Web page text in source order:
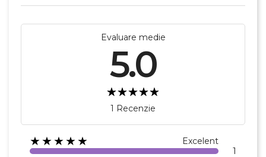
Evaluare medie
5.0
1 Recenzie
★★★★★ Excelent
1